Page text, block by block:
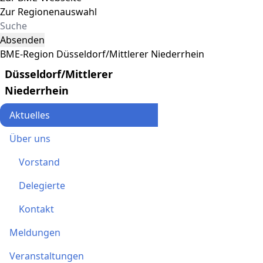
Zur Regionenauswahl
Absenden
BME-Region Düsseldorf/Mittlerer Niederrhein
Düsseldorf/Mittlerer
Niederrhein
Aktuelles
Über uns
Vorstand
Delegierte
Kontakt
Meldungen
Veranstaltungen